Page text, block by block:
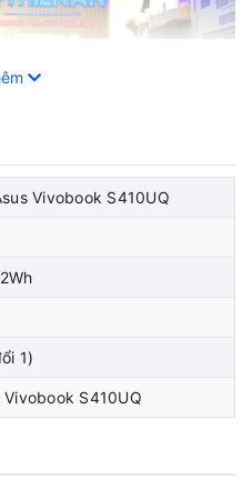
những thành phần quan
cấp năng lượng hoạt
có nguồn điện. Tuy
hiệu suất của pin sẽ
một số lỗi hư hỏng liên
Vivobook S410UQ
1)
S410UQ